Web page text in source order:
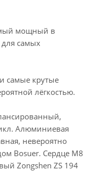
мощный в
самых
самые крутые
лёгкостью.
Алюминиевая
невероятно
Bosuer. Сердце M8
Zongshen ZS 194